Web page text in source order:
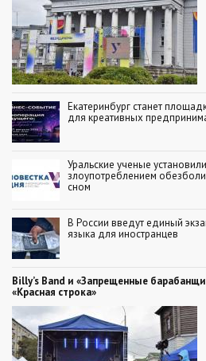
Екатеринбург станет
для креативных
Уральские ученые
злоупотреблением
сном
В России введут единый
языка для иностранцев
Billy’s Band и «Запрещенные
«Красная строка»